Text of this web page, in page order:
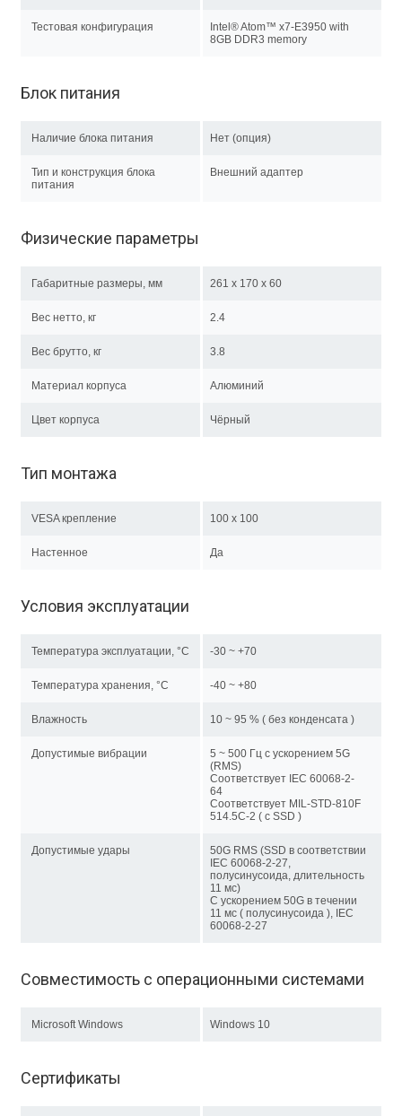
Тестовая конфигурация
Intel® Atom™ x7-E3950 with
8GB DDR3 memory
Блок питания
Наличие блока питания Нет (опция)
Тип и конструкция блока
питания
Внешний адаптер
Физические параметры
Габаритные размеры, мм 261 x 170 x 60
Вес нетто, кг 2.4
Вес брутто, кг 3.8
Материал корпуса Алюминий
Цвет корпуса Чёрный
Тип монтажа
VESA крепление 100 x 100
Настенное Да
Условия эксплуатации
Температура эксплуатации, °C -30 ~ +70
Температура хранения, °C -40 ~ +80
Влажность 10 ~ 95 % ( без конденсата )
Допустимые вибрации
5 ~ 500 Гц с ускорением 5G
(RMS)
Соответствует IEC 60068-2-
64
Соответствует MIL-STD-810F
514.5C-2 ( с SSD )
Допустимые удары
50G RMS (SSD в соответствии
IEC 60068-2-27,
полусинусоида, длительность
11 мс)
С ускорением 50G в течении
11 мс ( полусинусоида ), IEC
60068-2-27
Совместимость с операционными системами
Microsoft Windows Windows 10
Сертификаты